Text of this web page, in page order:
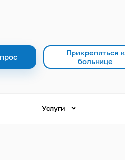
Прикрепиться к
больнице
Услуги